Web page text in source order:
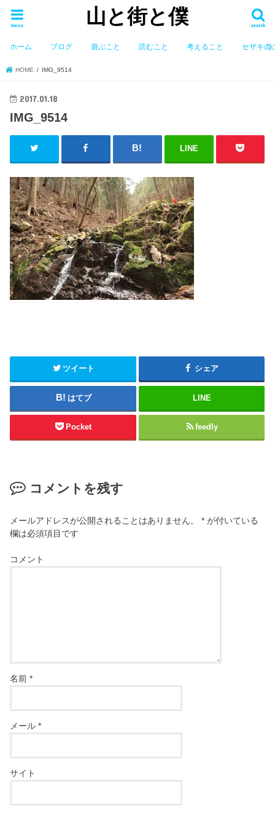
山と街と僕 search
menu
ホーム ブログ 遊ぶこと 読むこと 考えること セザキの
HOME IMG_9514
2017.01.18
IMG_9514
LINE
ツイート シェア
はてブ LINE
Pocket feedly
コメントを残す
メールアドレスが公開されることはありません。 * が付いている
欄は必須項目です
コメント
名前*
メール*
サイト